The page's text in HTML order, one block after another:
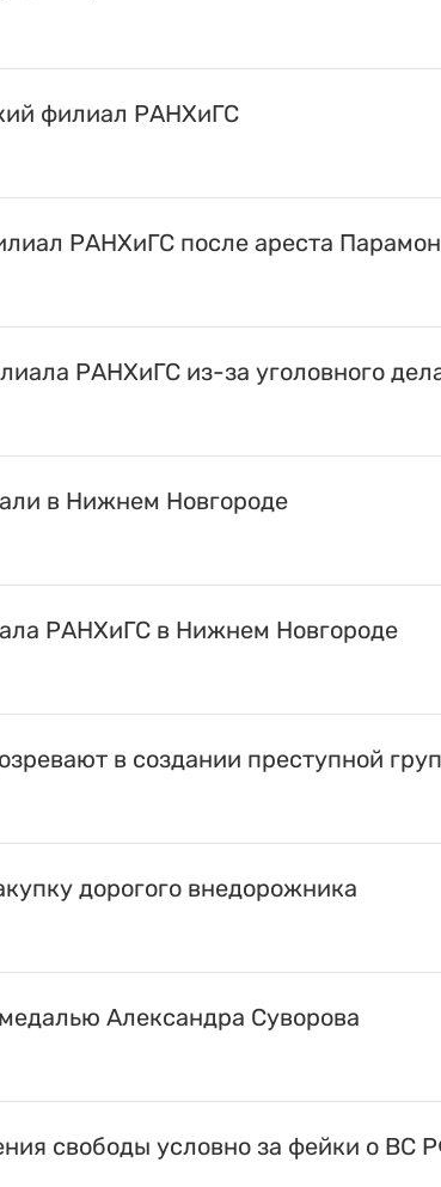
филиал РАНХиГС
РАНХиГС после ареста
РАНХиГС из-за уголовного
в Нижнем Новгороде
РАНХиГС в Нижнем Новгороде
в создании преступной
дорогого внедорожника
Александра Суворова
свободы условно за фейки о ВС